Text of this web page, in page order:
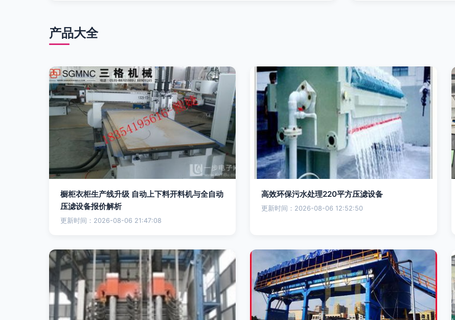
产品大全
橱柜衣柜生产线升级 自动上下料开料机与全自动
压滤设备报价解析
更新时间：2026-08-06 21:47:08
高效环保污水处理220平方压滤设备
更新时间：2026-08-06 12:52:50